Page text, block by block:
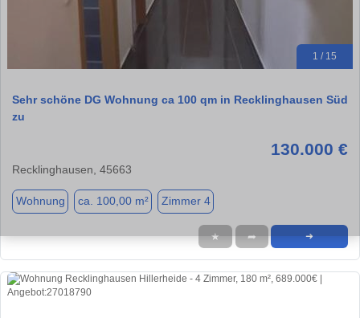
1 / 15
Sehr schöne DG Wohnung ca 100 qm in Recklinghausen Süd
zu
130.000 €
Recklinghausen, 45663
Wohnung ca. 100,00 m² Zimmer 4
★ ➦ ➜